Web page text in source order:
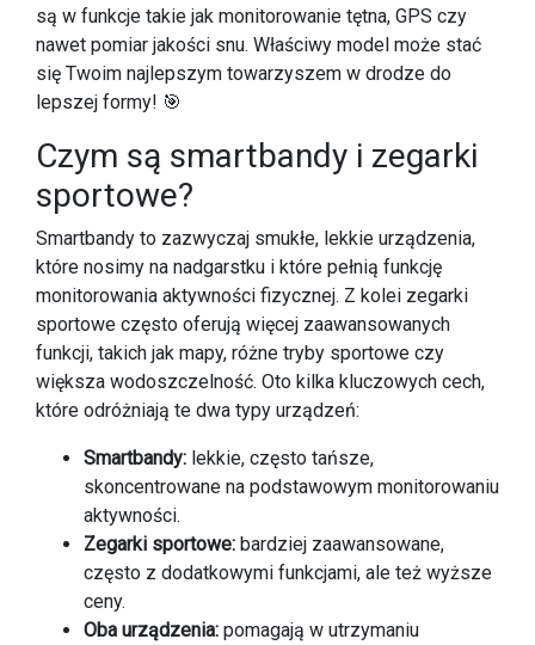
są w funkcje takie jak monitorowanie tętna, GPS czy
nawet pomiar jakości snu. Właściwy model może stać
się Twoim najlepszym towarzyszem w drodze do
lepszej formy! 🎯
Czym są smartbandy i zegarki
sportowe?
Smartbandy to zazwyczaj smukłe, lekkie urządzenia,
które nosimy na nadgarstku i które pełnią funkcję
monitorowania aktywności fizycznej. Z kolei zegarki
sportowe często oferują więcej zaawansowanych
funkcji, takich jak mapy, różne tryby sportowe czy
większa wodoszczelność. Oto kilka kluczowych cech,
które odróżniają te dwa typy urządzeń:
Smartbandy: lekkie, często tańsze,
skoncentrowane na podstawowym monitorowaniu
aktywności.
Zegarki sportowe: bardziej zaawansowane,
często z dodatkowymi funkcjami, ale też wyższe
ceny.
Oba urządzenia: pomagają w utrzymaniu